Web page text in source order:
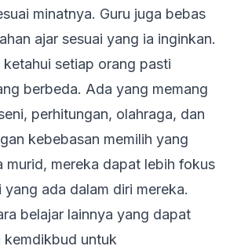
minatnya. Guru juga bebas
ajar sesuai yang ia inginkan.
setiap orang pasti
berbeda. Ada yang memang
perhitungan, olahraga, dan
kebebasan memilih yang
murid, mereka dapat lebih fokus
ada dalam diri mereka.
belajar lainnya yang dapat
kemdikbud untuk